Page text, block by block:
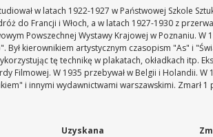
w latach 1922-1927 w Państwowej Szkole
do Francji i Włoch, a w latach 1927-1930 z
Powszechnej Wystawy Krajowej w Poznaniu. W
kierownikiem artystycznym czasopism "As" i
tę technikę w plakatach, okładkach itp.
Filmowej. W 1935 przebywał w Belgii i Holandii. W
i innymi wydawnictwami warszawskimi. Zmarł
Uzyskana